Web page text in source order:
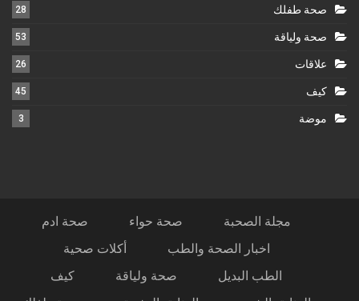
صحة طفلك 28
صحة ولياقة 53
علاقات 26
كيف 45
موضة 3
مجلة الصحبة صحة حواء
صحة ادم
اخبار الصحة والطب
أكلات صحية
الطب البديل
صحة ولياقة
كيف